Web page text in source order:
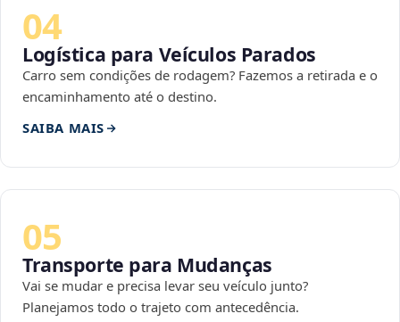
04
Logística para Veículos Parados
Carro sem condições de rodagem? Fazemos a retirada e o
encaminhamento até o destino.
SAIBA MAIS
05
Transporte para Mudanças
Vai se mudar e precisa levar seu veículo junto?
Planejamos todo o trajeto com antecedência.